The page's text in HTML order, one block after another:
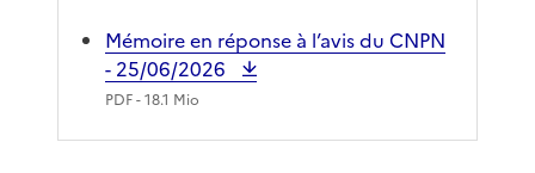
Mémoire en réponse à l’avis du CNPN
- 25/06/2026
PDF- 18.1 Mio